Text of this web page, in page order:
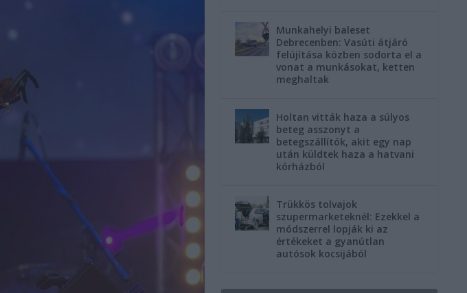
Munkahelyi baleset
Debrecenben: Vasúti átjáró
felújítása közben sodorta el a
vonat a munkásokat, ketten
meghaltak
Holtan vitták haza a súlyos
beteg asszonyt a
betegszállítók, akit egy nap
után küldtek haza a hatvani
kórházból
Trükkös tolvajok
szupermarketeknél: Ezekkel a
módszerrel lopják ki az
értékeket a gyanútlan
autósok kocsijából